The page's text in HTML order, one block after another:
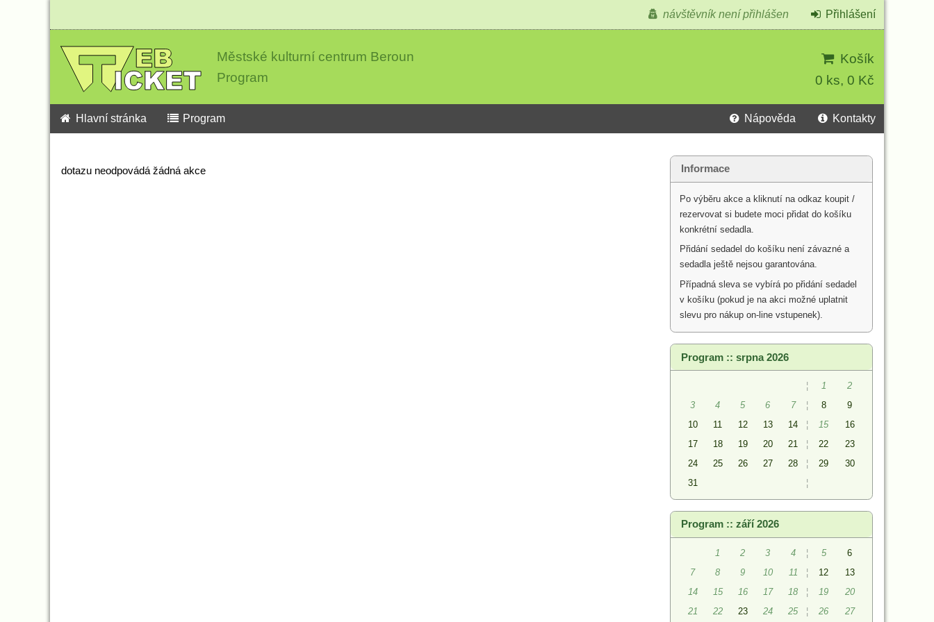
Městské kulturní centrum Beroun
Program
Košík
0 ks, 0 Kč
návštěvník není přihlášen Přihlášení
Hlavní stránka Program Nápověda Kontakty
Informace
Po výběru akce a kliknutí na odkaz koupit /
rezervovat si budete moci přidat do košíku
konkrétní sedadla.
Přidání sedadel do košíku není závazné a
sedadla ještě nejsou garantována.
Případná sleva se vybírá po přidání sedadel
v košíku (pokud je na akci možné uplatnit
slevu pro nákup on-line vstupenek).
Program :: srpna 2026
¦ 1
2
3
4 5 6 7 ¦ 8
9
10
11 12 13 14 ¦ 15
16
17
18 19 20 21 ¦ 22
23
24
25 26 27 28 ¦ 29
30
31
¦
Program :: září 2026
1 2 3 4 ¦ 5
6
7
8 9 10 11 ¦ 12
13
14
15 16 17 18 ¦ 19
20
21
22 23 24 25 ¦ 26 27
dotazu neodpovádá žádná akce